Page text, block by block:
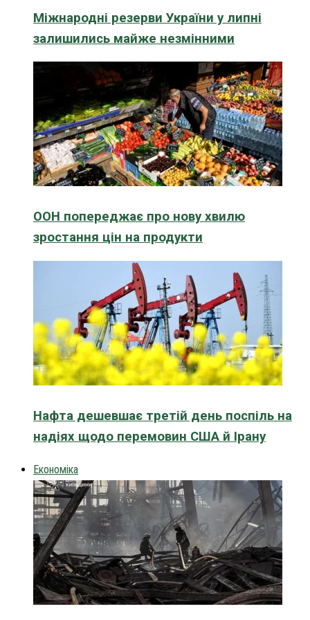
Міжнародні резерви України у липні
залишились майже незмінними
ООН попереджає про нову хвилю
зростання цін на продукти
Нафта дешевшає третій день поспіль на
надіях щодо перемовин США й Ірану
Економіка